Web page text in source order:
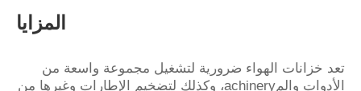
المزايا
تعد خزانات الهواء ضرورية لتشغيل مجموعة واسعة من
الأدوات والمachinery، وكذلك لتضخيم الإطارات وغيرها من